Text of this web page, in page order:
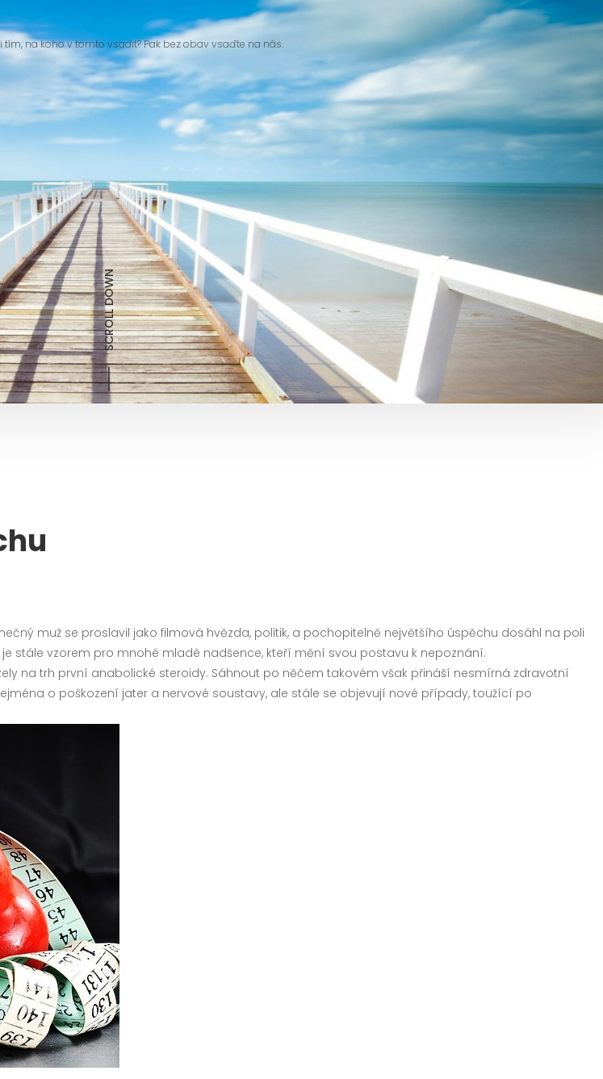
na koho v tomto vsadit? Pak bez obav vsaďte na nás.
SCROLL DOWN
muž se proslavil jako filmová hvězda, politik, a pochopitelně největšího úspěchu dosáhl na poli
stále vzorem pro mnohé mladé nadšence, kteří mění svou postavu k nepoznání.
na trh první anabolické steroidy. Sáhnout po něčem takovém však přináší nesmírná zdravotní
o poškození jater a nervové soustavy, ale stále se objevují nové případy, toužící po